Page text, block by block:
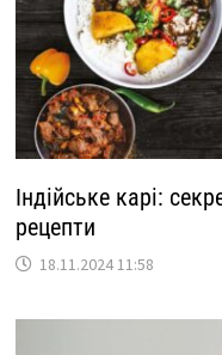
Індійське карі:
рецепти
18.11.2024 11:58